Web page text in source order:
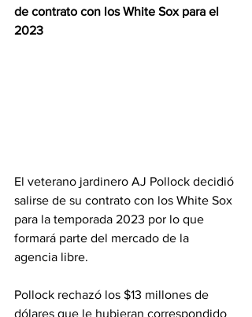
de contrato con los White Sox para el
2023
El veterano jardinero AJ Pollock decidió
salirse de su contrato con los White Sox
para la temporada 2023 por lo que
formará parte del mercado de la
agencia libre.
Pollock rechazó los $13 millones de
dólares que le hubieran correspondido